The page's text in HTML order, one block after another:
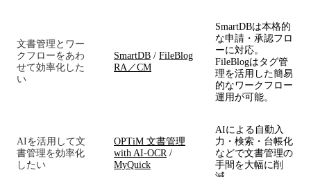
文書管理とワー
クフローをあわ
せて効率化した
い
SmartDB / FileBlog
RA／CM
SmartDBは本格的
な申請・承認フロ
ーに対応。
FileBlogはタグ管
理を活用した簡易
的なワークフロー
運用が可能。
AIを活用して文
書管理を効率化
したい
OPTiM 文書管理
with AI-OCR /
MyQuick
AIによる自動入
力・検索・台帳化
などで文書管理の
手間を大幅に削